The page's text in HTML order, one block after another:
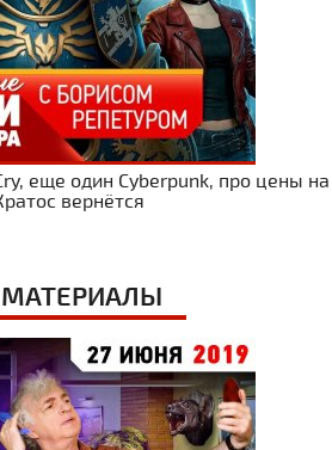
еще один Cyberpunk, про цены на
вернётся